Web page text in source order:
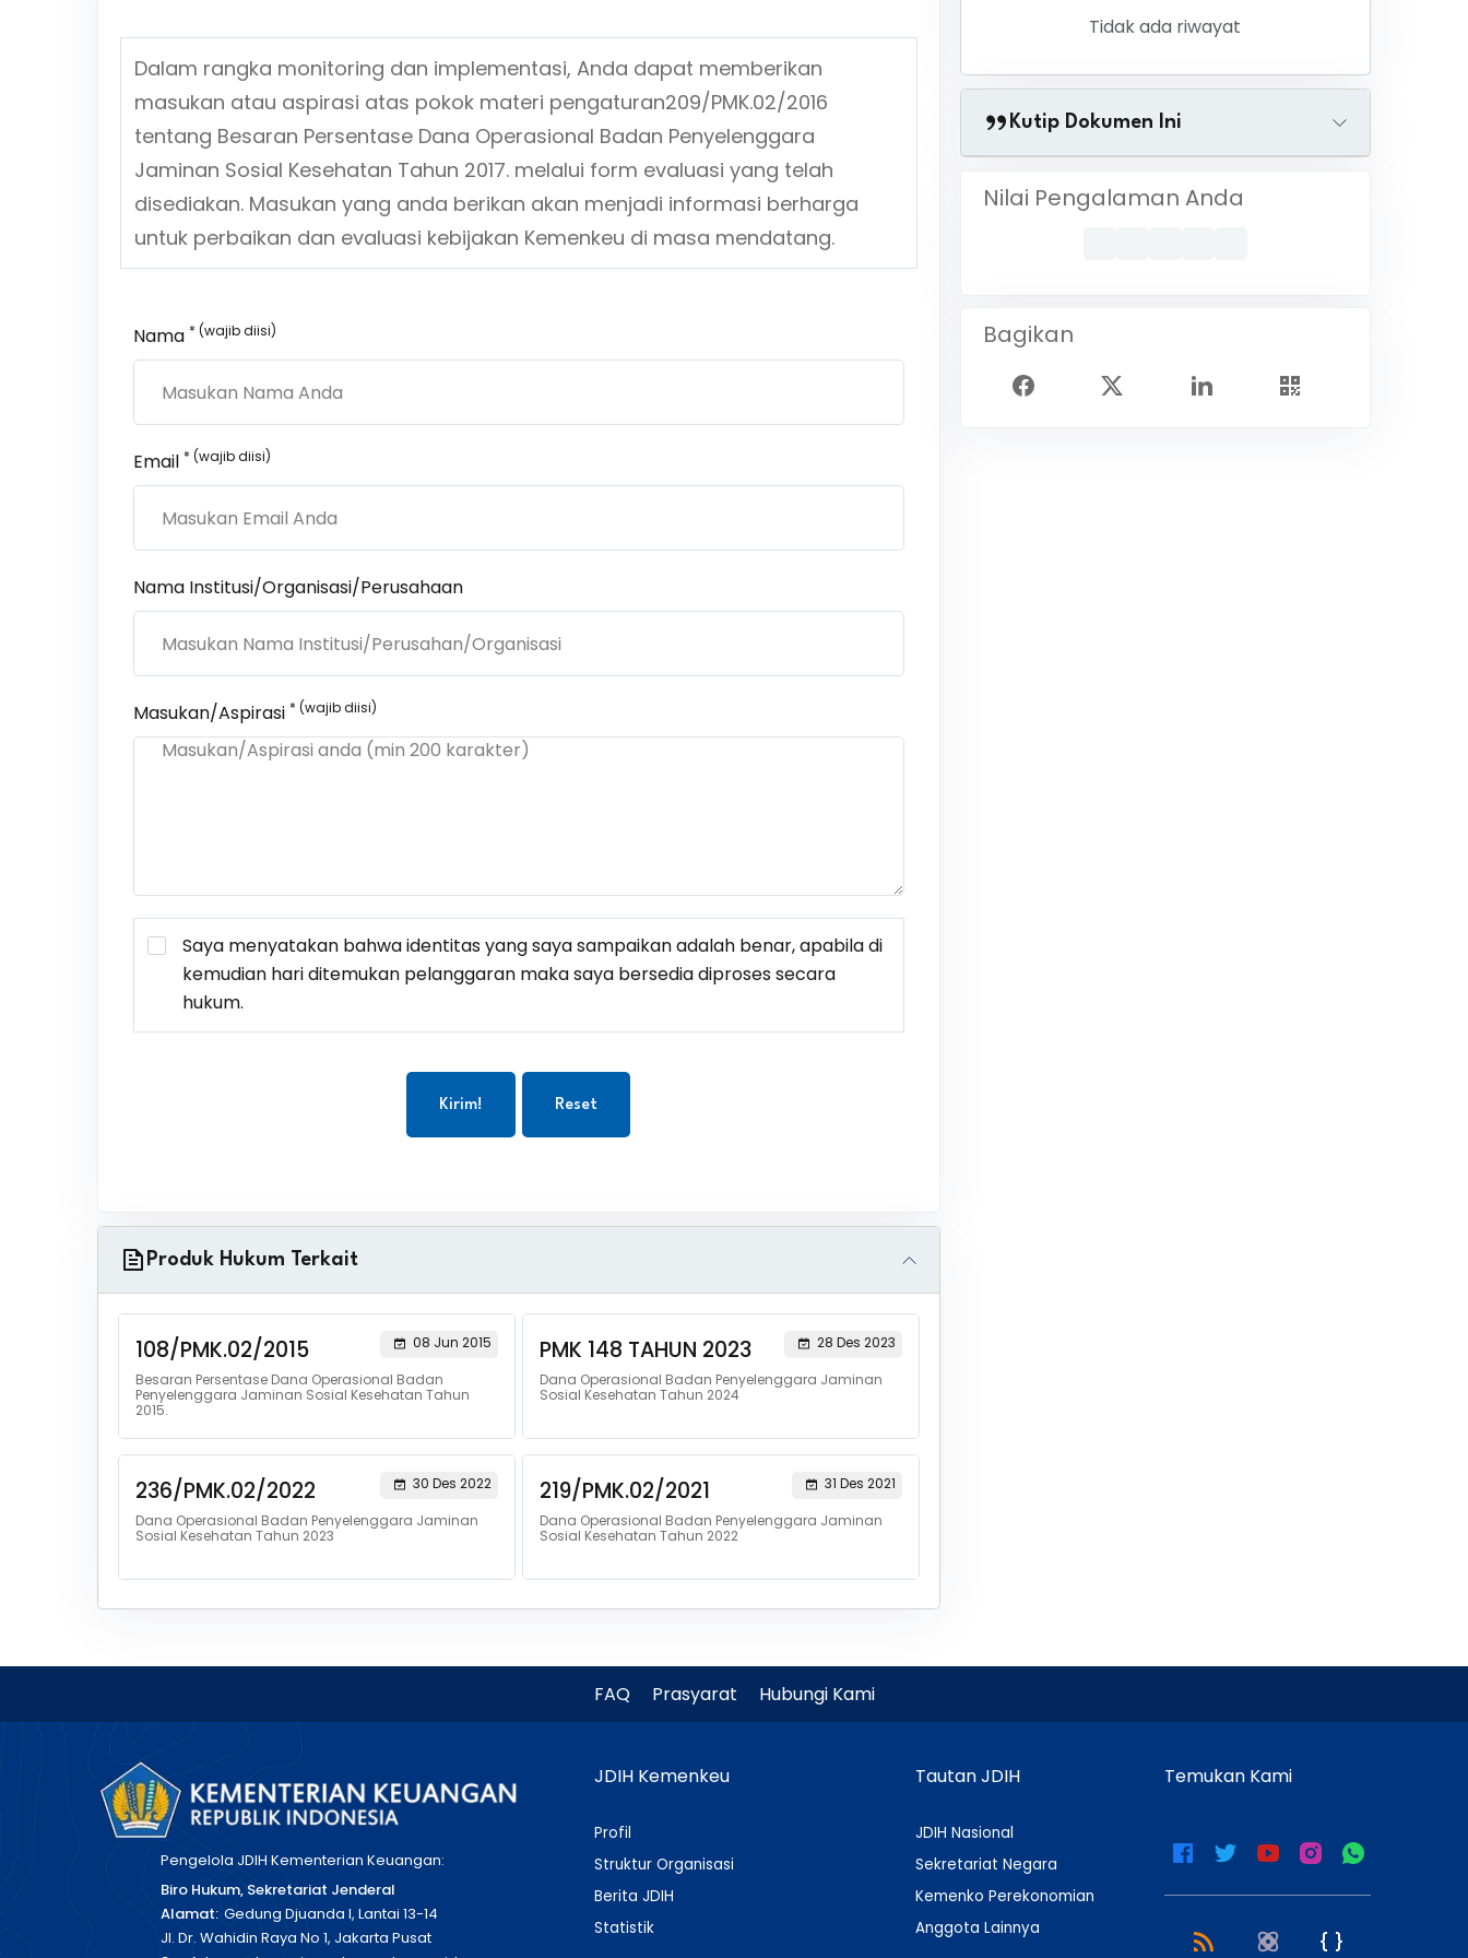
Dalam rangka monitoring dan implementasi, Anda dapat memberikan
masukan atau aspirasi atas pokok materi pengaturan209/PMK.02/2016
tentang Besaran Persentase Dana Operasional Badan Penyelenggara
Jaminan Sosial Kesehatan Tahun 2017.melalui form evaluasi yang telah
disediakan. Masukan yang anda berikan akan menjadi informasi berharga
untuk perbaikan dan evaluasi kebijakan Kemenkeu di masa mendatang.
Nama * (wajib diisi)
Email * (wajib diisi)
Nama Institusi/Organisasi/Perusahaan
Masukan/Aspirasi * (wajib diisi)
Saya menyatakan bahwa identitas yang saya sampaikan adalah benar, apabila di
kemudian hari ditemukan pelanggaran maka saya bersedia diproses secara
hukum.
Kirim! Reset
Produk Hukum Terkait
108/PMK.02/2015
08 Jun 2015
Besaran Persentase Dana Operasional Badan
Penyelenggara Jaminan Sosial Kesehatan Tahun
2015.
PMK 148 TAHUN 2023
28 Des 2023
Dana Operasional Badan Penyelenggara Jaminan
Sosial Kesehatan Tahun 2024
236/PMK.02/2022
30 Des 2022
Dana Operasional Badan Penyelenggara Jaminan
Sosial Kesehatan Tahun 2023
219/PMK.02/2021
31 Des 2021
Dana Operasional Badan Penyelenggara Jaminan
Sosial Kesehatan Tahun 2022
Tidak ada riwayat
Kutip Dokumen Ini
Nilai Pengalaman Anda
Bagikan
FAQ Prasyarat Hubungi Kami
Pengelola JDIH Kementerian Keuangan:
Biro Hukum, Sekretariat Jenderal
Alamat: Gedung Djuanda I, Lantai 13-14
Jl. Dr. Wahidin Raya No 1, Jakarta Pusat
JDIH Kemenkeu
Profil
Struktur Organisasi
Berita JDIH
Statistik
Tautan JDIH
JDIH Nasional
Sekretariat Negara
Kemenko Perekonomian
Anggota Lainnya
Temukan Kami